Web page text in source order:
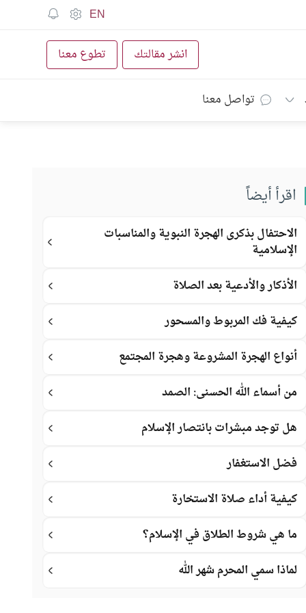
EN
انشر مقالتك تطوع معنا
تواصل معنا
اقرأ أيضاً
الاحتفال بذكرى الهجرة النبوية والمناسبات
الإسلامية
الأذكار والأدعية بعد الصلاة
كيفية فك المربوط والمسحور
أنواع الهجرة المشروعة وهجرة المجتمع
من أسماء الله الحسنى: الصمد
هل توجد مبشرات بانتصار الإسلام
فضل الاستغفار
كيفية أداء صلاة الاستخارة
ما هي شروط الطلاق في الإسلام؟
لماذا سمي المحرم شهر الله